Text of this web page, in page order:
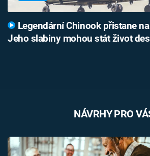
Legendární Chinook přistane
Jeho slabiny mohou stát život
NÁVRHY PRO